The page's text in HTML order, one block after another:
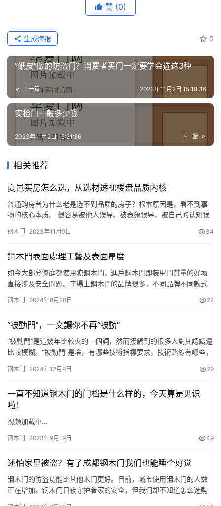
赞 (0)
0
生成海报
“纸皮”做的防盗门？消费者买门一定要学会选这3种
上一篇 2023年11月2日 15:18:36
安检门一般多少钱
下一篇
2023年11月2日 15:21:36
相关推荐
夏邑买房怎么选，从选材透视楼盘品质内核
普通购房者为什么老是选不到品质的房子？根本原因是，看不到事
物的核心本质。 很容易被他人误导、被表象误导、被自己的认知误
看着工期进度很快，你不知道他没做人防工程，品质不是一般的
品质内核，看看这个楼盘到底有多硬。那就夏邑奥莱康桥·明月湾。
点击…
钢木门 2023年11月9日 34
鋼木門表面處理工藝及表面厚度
如今大部分傢庭都使用瞭鋼木門，進戶鋼木門即裝甲門質量的好壞
直接涉及安全問題。市場上鋼木門的品牌很多，不同品牌不同款式
戶瞭解鋼木門表面處理工藝及鋼木門表面厚度很有必要，瞭解這些
上鋼木門表面處理工藝主要分為二類： 1、貼膜工藝：鋼板表面貼仿
木紋…
钢木门 2024年8月28日 22
“被動門”，一文讓你不再“被動”
“被動門”是這幾年比較火的一個詞，然而接觸到的很多人對其認識還
比較模糊。“被動門”是啥，有哪些技術指標要求，技術路線有哪些，
動門”？ “被動門”是隨著“被動房”發展而興起的產品。 “被動房”是從
熱橋設計、良好的氣密性和熱回收新風系統，…
钢木门 2024年12月9日 29
一直不知道钢木门的门档是什么样的，今天算是见识
啦！
视频加载中…
钢木门 2023年9月19日 49
还怕家里被盗？有了成都钢木门我们也能睡个好觉
钢木门的防盗功能比其他木门更好。目前，城市使用钢木门的人数
正在增加。钢木门日夜守护着家的安全，但我们却不知道怎么选购